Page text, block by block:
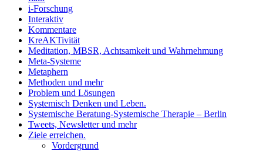
i-Forschung
Interaktiv
Kommentare
KreAKTivität
Meditation, MBSR, Achtsamkeit und Wahrnehmung
Meta-Systeme
Metaphern
Methoden und mehr
Problem und Lösungen
Systemisch Denken und Leben.
Systemische Beratung-Systemische Therapie – Berlin
Tweets, Newsletter und mehr
Ziele erreichen.
Vordergrund